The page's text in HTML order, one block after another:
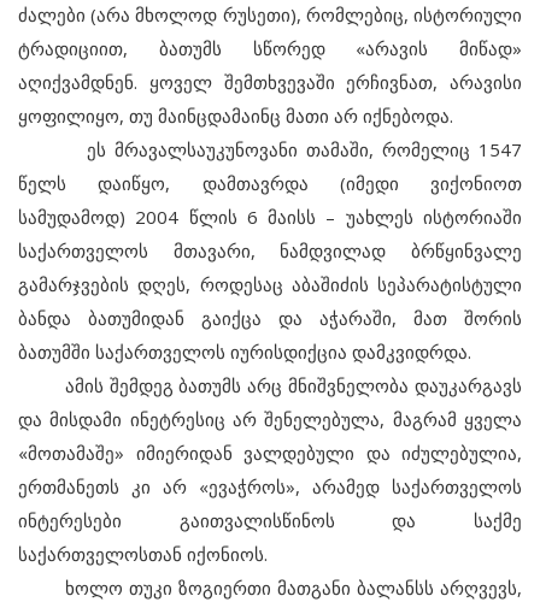
ძალები (არა მხოლოდ რუსეთი), რომლებიც, ისტორიული
ტრადიციით, ბათუმს სწორედ «არავის მიწად»
აღიქვამდნენ. ყოველ შემთხვევაში ერჩივნათ, არავისი
ყოფილიყო, თუ მაინცდამაინც მათი არ იქნებოდა.
ეს მრავალსაუკუნოვანი თამაში, რომელიც 1547
წელს დაიწყო, დამთავრდა (იმედი ვიქონიოთ
სამუდამოდ) 2004 წლის 6 მაისს – უახლეს ისტორიაში
საქართველოს მთავარი, ნამდვილად ბრწყინვალე
გამარჯვების დღეს, როდესაც აბაშიძის სეპარატისტული
ბანდა ბათუმიდან გაიქცა და აჭარაში, მათ შორის
ბათუმში საქართველოს იურისდიქცია დამკვიდრდა.
ამის შემდეგ ბათუმს არც მნიშვნელობა დაუკარგავს
და მისდამი ინეტრესიც არ შენელებულა, მაგრამ ყველა
«მოთამაშე» იმიერიდან ვალდებული და იძულებულია,
ერთმანეთს კი არ «ევაჭროს», არამედ საქართველოს
ინტერესები გაითვალისწინოს და საქმე
საქართველოსთან იქონიოს.
ხოლო თუკი ზოგიერთი მათგანი ბალანსს არღვევს,